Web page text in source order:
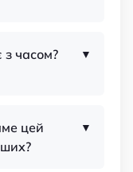
часом?
цей